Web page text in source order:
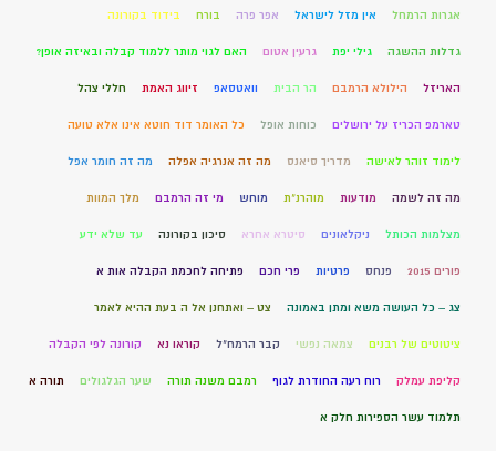
אגרות הרמחל אין מזל לישראל אפר פרה בורח בידוד בקורונה
גדלות ההשגה גילי יפת גרעין אטום האם לגוי מותר ללמוד קבלה ובאיזה אופן?
האריזל הילולא הרמבם הר הבית וואטסאפ זיווג האמת חללי צהל
טארמפ הכריז על ירושלים כוחות אופל כל האומר דוד חוטא אינו אלא טועה
לימוד זוהר לאישה מדריך סיאנס מה זה אנרגיה אפלה מה זה חומר אפל
מה זה לשמה מודעות מוהרנ”ת מוחש מי זה הרמבם מלך המוות
מצלמות הכותל ניקלאונים סיטרא אחרא סיכון בקורונה עד שלא ידע
פורים 2015 פנחס פרטיות פרי חכם פתיחה לחכמת הקבלה אות א
צג – כל העושה משא ומתן באמונה צט – ואתחנן אל ה בעת ההיא לאמר
ציטוטים של רבנים צמאה נפשי קבר הרמח"ל קוראו נא קורונה לפי הקבלה
קליפת עמלק רוח רעה החודרת לגוף רמבם משנה תורה שער הגלגולים תורה א
תלמוד עשר הספירות חלק א